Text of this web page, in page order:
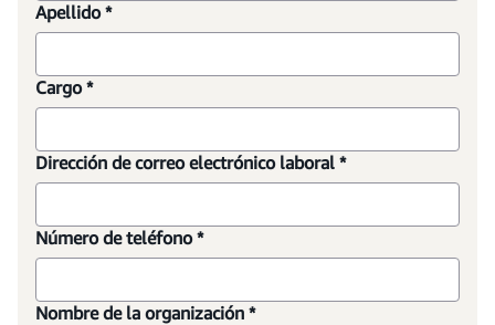
Apellido *
Cargo *
Dirección de correo electrónico laboral *
Número de teléfono *
Nombre de la organización *